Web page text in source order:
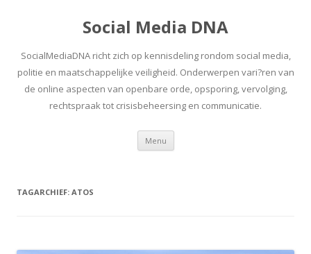
Social Media DNA
SocialMediaDNA richt zich op kennisdeling rondom social media,
politie en maatschappelijke veiligheid. Onderwerpen vari?ren van
de online aspecten van openbare orde, opsporing, vervolging,
rechtspraak tot crisisbeheersing en communicatie.
Menu Spring
inhoud
TAGARCHIEF: ATOS